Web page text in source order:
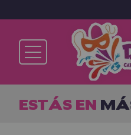
Ya soy
ESTÁS EN